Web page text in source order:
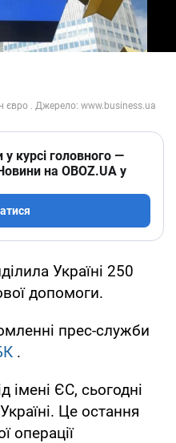
курсі головного —
на OBOZ.UA у
Україні 250
допомоги.
прес-служби
.
імені ЄС, сьогодні
Це остання
операції